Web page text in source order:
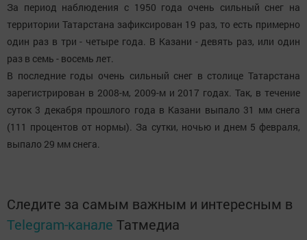
За период наблюдения с 1950 года очень сильный снег на
территории Татарстана зафиксирован 19 раз, то есть примерно
один раз в три - четыре года. В Казани - девять раз, или один
раз в семь - восемь лет.
В последние годы очень сильный снег в столице Татарстана
зарегистрирован в 2008-м, 2009-м и 2017 годах. Так, в течение
суток 3 декабря прошлого года в Казани выпало 31 мм снега
(111 процентов от нормы). За сутки, ночью и днем 5 февраля,
выпало 29 мм снега.
Следите за самым важным и интересным в
Telegram-канале Татмедиа